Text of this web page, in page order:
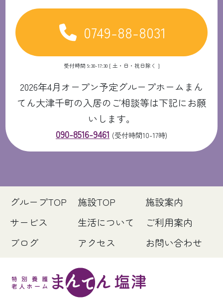
0749-88-8031
受付時間 9:30-17:30 [ 土・日・祝日除く ]
2026年4月オープン予定グループホームまん
てん大津千町の入居のご相談等は下記にお願
いします。
090-8516-9461 (受付時間10-17時)
グループTOP 施設TOP
施設案内
サービス
生活について
ご利用案内
ブログ
アクセス お問い合わせ